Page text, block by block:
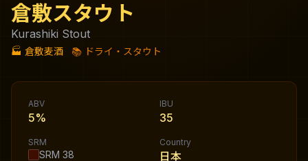
倉敷スタウト
Kurashiki Stout
🏭 倉敷麦酒 📚 ドライ・スタウト
ABV
5%
IBU
35
SRM
SRM 38
Country
日本